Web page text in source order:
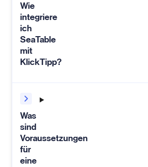
Wie
integriere
ich
SeaTable
mit
KlickTipp?
Was
sind
Voraussetzungen
für
eine